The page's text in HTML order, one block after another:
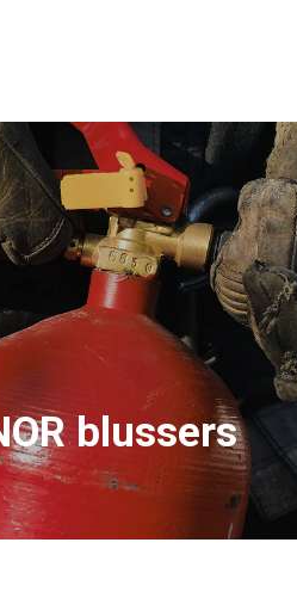
blussers